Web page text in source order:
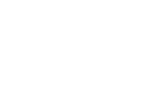
dieren het
verschijning jagen